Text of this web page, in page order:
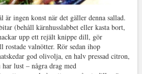
ingen konst när det gäller denna sallad.
(behåll kärnhusslabbet eller kasta bort,
upp ett rejält knippe dill, gör
rostade valnötter. Rör sedan ihop
god olivolja, en halv pressad citron,
lust – några drag med